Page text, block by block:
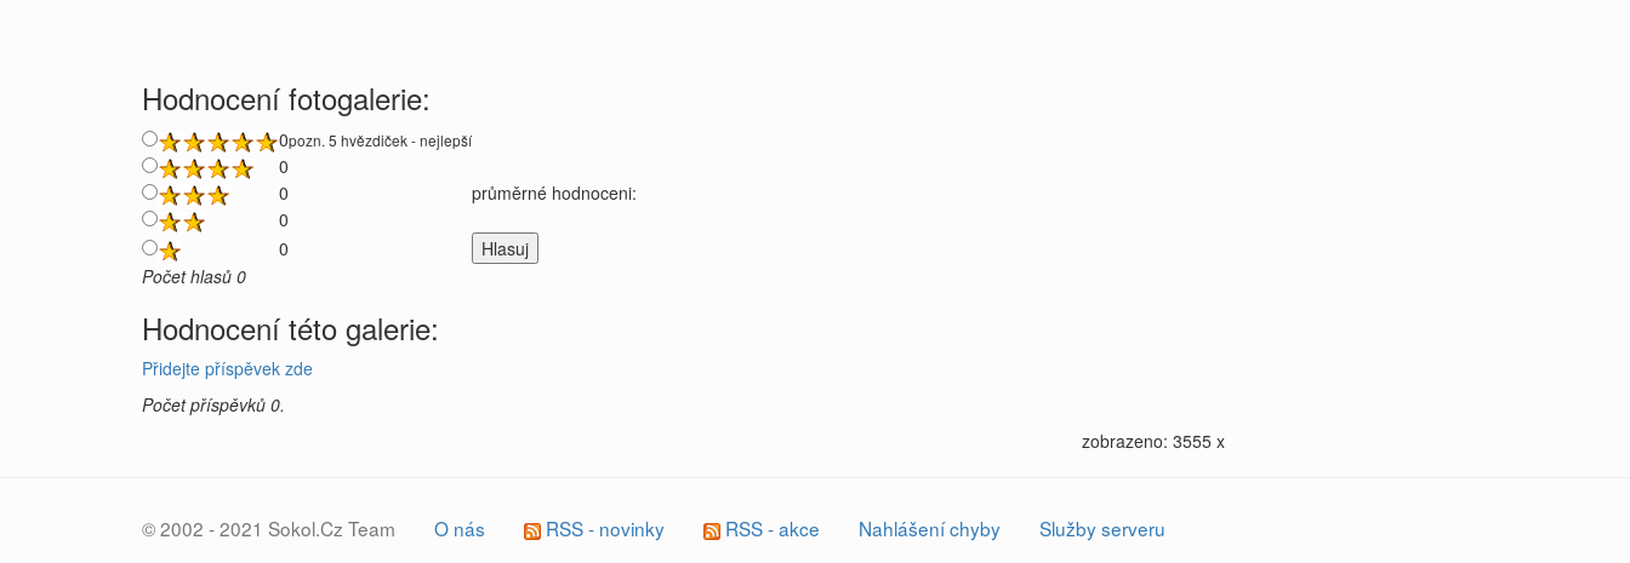
Hodnocení fotogalerie:
0pozn. 5 hvězdiček - nejlepší
0
0
průměrné hodnoceni:
0
0
Počet hlasů 0
Hodnocení této galerie:
Přidejte příspěvek zde
Počet příspěvků 0.
zobrazeno: 3555 x
© 2002 - 2021 Sokol.Cz Team O nás RSS - novinky RSS - akce Nahlášení chyby Služby serveru